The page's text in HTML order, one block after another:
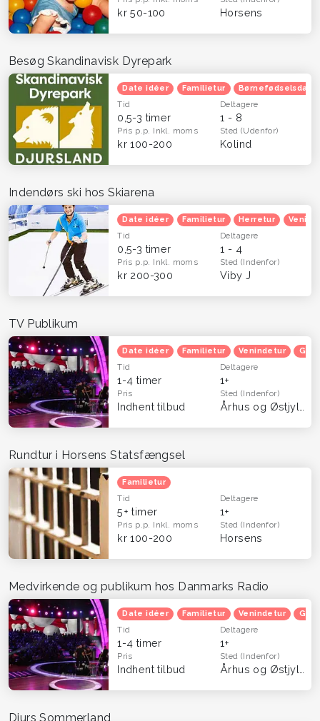
kr 50-100 Horsens
Besøg Skandinavisk Dyrepark
Date idéer Familietur Børnefødselsdag
Tid
0,5-3 timer
Deltagere
1 - 8
Pris p.p. Inkl. moms
kr 100-200
Sted(Udenfor)
Kolind
Indendørs ski hos Skiarena
Date idéer Familietur Herretur
Tid
0,5-3 timer
Deltagere
1 - 4
Pris p.p. Inkl. moms
kr 200-300
Sted(Indenfor)
Viby J
TV Publikum
Date idéer Familietur Venindetur
Tid
1-4 timer
Deltagere
1+
Pris
Indhent tilbud
Sted(Indenfor)
Rundtur i Horsens Statsfængsel
Familietur
Tid
5+ timer
Deltagere
1+
Pris p.p. Inkl. moms
kr 100-200
Sted(Indenfor)
Horsens
Medvirkende og publikum hos Danmarks Radio
Date idéer Familietur Venindetur
Tid
1-4 timer
Deltagere
1+
Pris
Indhent tilbud
Sted(Indenfor)
Djurs Sommerland